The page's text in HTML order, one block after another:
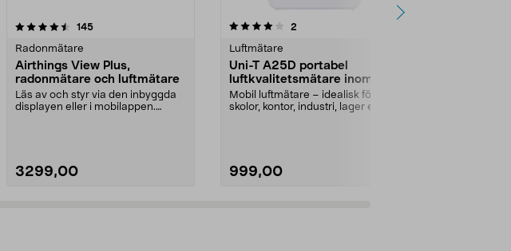
145recensioner
Radonmätare
Airthings View Plus,
radonmätare och luftmätare
Läs av och styr via den inbyggda
displayen eller i mobilappen.
3299,00
4.0 av 5 stjärnor 2
Luftmätare
Uni-T A25D portabel
luftkvalitetsmätare inomhus
Mobil luftmätare – idealisk för
skolor, kontor, industri, lager etc.
999,00
5.0 av 5 stjärnor